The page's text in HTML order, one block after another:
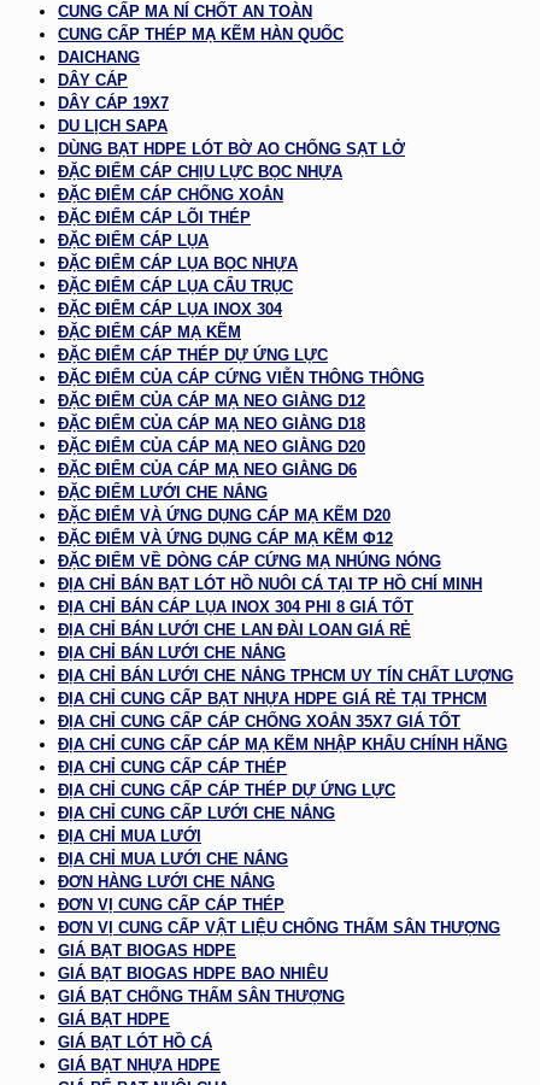
CUNG CẤP MA NÍ CHỐT AN TOÀN
CUNG CẤP THÉP MẠ KẼM HÀN QUỐC
DAICHANG
DÂY CÁP
DÂY CÁP 19X7
DU LỊCH SAPA
DÙNG BẠT HDPE LÓT BỜ AO CHỐNG SẠT LỞ
ĐẶC ĐIỂM CÁP CHỊU LỰC BỌC NHỰA
ĐẶC ĐIỂM CÁP CHỐNG XOẮN
ĐẶC ĐIỂM CÁP LÕI THÉP
ĐẶC ĐIỂM CÁP LỤA
ĐẶC ĐIỂM CÁP LỤA BỌC NHỰA
ĐẶC ĐIỂM CÁP LỤA CẨU TRỤC
ĐẶC ĐIỂM CÁP LỤA INOX 304
ĐẶC ĐIỂM CÁP MẠ KẼM
ĐẶC ĐIỂM CÁP THÉP DỰ ỨNG LỰC
ĐẶC ĐIỂM CỦA CÁP CỨNG VIỄN THÔNG THÔNG
ĐẶC ĐIỂM CỦA CÁP MẠ NEO GIẰNG D12
ĐẶC ĐIỂM CỦA CÁP MẠ NEO GIẰNG D18
ĐẶC ĐIỂM CỦA CÁP MẠ NEO GIẰNG D20
ĐẶC ĐIỂM CỦA CÁP MẠ NEO GIẰNG D6
ĐẶC ĐIỂM LƯỚI CHE NẮNG
ĐẶC ĐIỂM VÀ ỨNG DỤNG CÁP MẠ KẼM D20
ĐẶC ĐIỂM VÀ ỨNG DỤNG CÁP MẠ KẼM Φ12
ĐẶC ĐIỂM VỀ DÒNG CÁP CỨNG MẠ NHÚNG NÓNG
ĐỊA CHỈ BÁN BẠT LÓT HỒ NUÔI CÁ TẠI TP HỒ CHÍ MINH
ĐỊA CHỈ BÁN CÁP LỤA INOX 304 PHI 8 GIÁ TỐT
ĐỊA CHỈ BÁN LƯỚI CHE LAN ĐÀI LOAN GIÁ RẺ
ĐỊA CHỈ BÁN LƯỚI CHE NẮNG
ĐỊA CHỈ BÁN LƯỚI CHE NẮNG TPHCM UY TÍN CHẤT LƯỢNG
ĐỊA CHỈ CUNG CẤP BẠT NHỰA HDPE GIÁ RẺ TẠI TPHCM
ĐỊA CHỈ CUNG CẤP CÁP CHỐNG XOẮN 35X7 GIÁ TỐT
ĐỊA CHỈ CUNG CẤP CÁP MẠ KẼM NHẬP KHẨU CHÍNH HÃNG
ĐỊA CHỈ CUNG CẤP CÁP THÉP
ĐỊA CHỈ CUNG CẤP CÁP THÉP DỰ ỨNG LỰC
ĐỊA CHỈ CUNG CẤP LƯỚI CHE NẮNG
ĐỊA CHỈ MUA LƯỚI
ĐỊA CHỈ MUA LƯỚI CHE NẮNG
ĐƠN HÀNG LƯỚI CHE NẮNG
ĐƠN VỊ CUNG CẤP CÁP THÉP
ĐƠN VỊ CUNG CẤP VẬT LIỆU CHỐNG THẤM SÂN THƯỢNG
GIÁ BẠT BIOGAS HDPE
GIÁ BẠT BIOGAS HDPE BAO NHIÊU
GIÁ BẠT CHỐNG THẤM SÂN THƯỢNG
GIÁ BẠT HDPE
GIÁ BẠT LÓT HỒ CÁ
GIÁ BẠT NHỰA HDPE